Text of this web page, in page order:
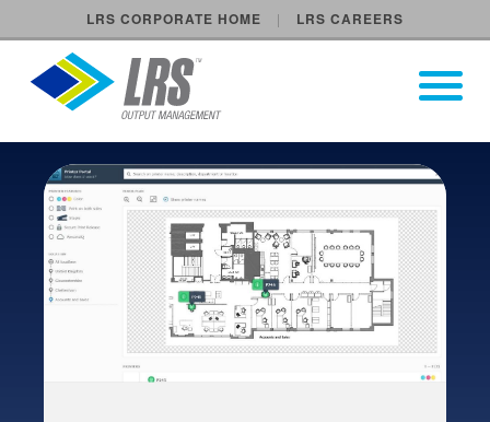
LRS CORPORATE HOME LRS CAREERS
LRS Output Management
Main Navigation
Open